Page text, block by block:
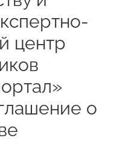
центр
о